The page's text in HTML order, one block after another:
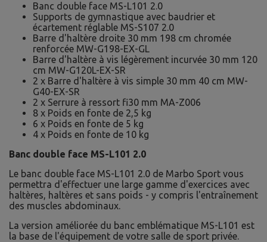
Banc double face MS-L101 2.0
Supports de gymnastique avec baudrier et
écartement réglable MS-S107 2.0
Barre d'haltère droite 30 mm 198 cm chromée
renforcée MW-G198-EX-GL
Barre d'haltère à vis légèrement incurvée 30 mm 120
cm MW-G120L-EX-SR
2 x Barre d'haltère à vis simple 30 mm 40 cm MW-
G40-EX-SR
2 x Serrure à ressort fi30 mm MA-Z006
8 x Poids en fonte de 2,5 kg
6 x Poids en fonte de 5 kg
4 x Poids en fonte de 10 kg
Banc double face MS-L101 2.0
Le banc double face MS-L101 2.0 de Marbo Sport vous
permettra d'effectuer une large gamme d'exercices avec
haltères, haltères et sans poids - y compris l'entraînement
des muscles abdominaux.
La version améliorée du banc emblématique MS-L101 est
la base de l'équipement de votre salle de sport privée.